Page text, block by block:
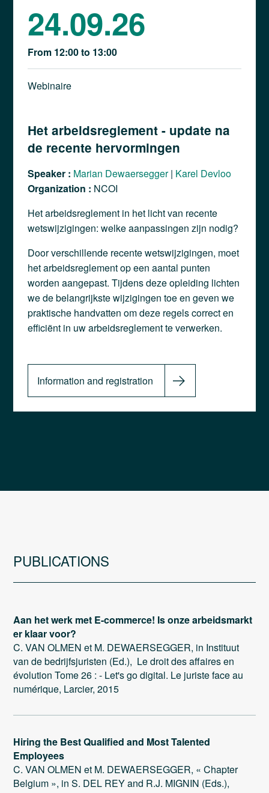
24.09.26
From 12:00 to 13:00
Webinaire
Het arbeidsreglement - update na
de recente hervormingen
Speaker : Marian Dewaersegger| Karel Devloo
Organization : NCOI
Het arbeidsreglement in het licht van recente
wetswijzigingen: welke aanpassingen zijn nodig?
Door verschillende recente wetswijzigingen, moet
het arbeidsreglement op een aantal punten
worden aangepast. Tijdens deze opleiding lichten
we de belangrijkste wijzigingen toe en geven we
praktische handvatten om deze regels correct en
efficiënt in uw arbeidsreglement te verwerken.
Information and registration
PUBLICATIONS
Aan het werk met E-commerce! Is onze arbeidsmarkt
er klaar voor?
C. VAN OLMEN et M. DEWAERSEGGER, in Instituut
van de bedrijfsjuristen (Ed.), Le droit des affaires en
évolution Tome 26 : - Let's go digital. Le juriste face au
numérique, Larcier, 2015
Hiring the Best Qualified and Most Talented
Employees
C. VAN OLMEN et M. DEWAERSEGGER, « Chapter
Belgium », in S. DEL REY and R.J. MIGNIN (Eds.),